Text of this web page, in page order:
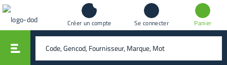
Créer un compte Se connecter Panier
rechercher